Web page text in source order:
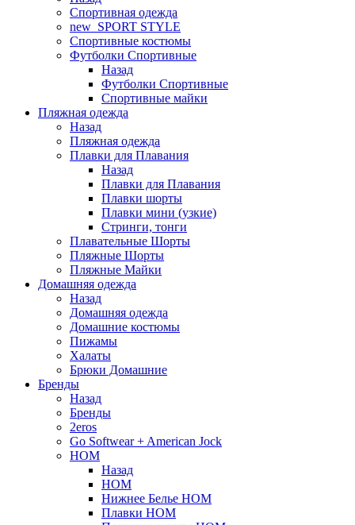
Спортивная одежда
new_SPORT STYLE
Спортивные костюмы
Футболки Спортивные
Назад
Футболки Спортивные
Спортивные майки
Пляжная одежда
Назад
Пляжная одежда
Плавки для Плавания
Назад
Плавки для Плавания
Плавки шорты
Плавки мини (узкие)
Стринги, тонги
Плавательные Шорты
Пляжные Шорты
Пляжные Майки
Домашняя одежда
Назад
Домашняя одежда
Домашние костюмы
Пижамы
Халаты
Брюки Домашние
Бренды
Назад
Бренды
2eros
Go Softwear + American Jock
HOM
Назад
HOM
Нижнее Белье HOM
Плавки HOM